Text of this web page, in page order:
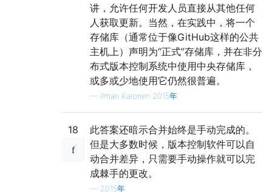
讲，允许任何开发人员直接从其他任何
人获取更新。当然，在实践中，将一个
存储库（通常位于像GitHub这样的公共
主机上）声明为“正式”存储库，并在非分
布式版本控制系统中使用中央存储库，
或多或少地使用它仍然很普遍。
— Ilmari Karonen 2015年
18
此答案还暗示合并始终是手动完成的。
但是大多数时候，版本控制软件可以自
动合并差异，只需要手动操作就可以完
成棘手的更改。
— 2015年